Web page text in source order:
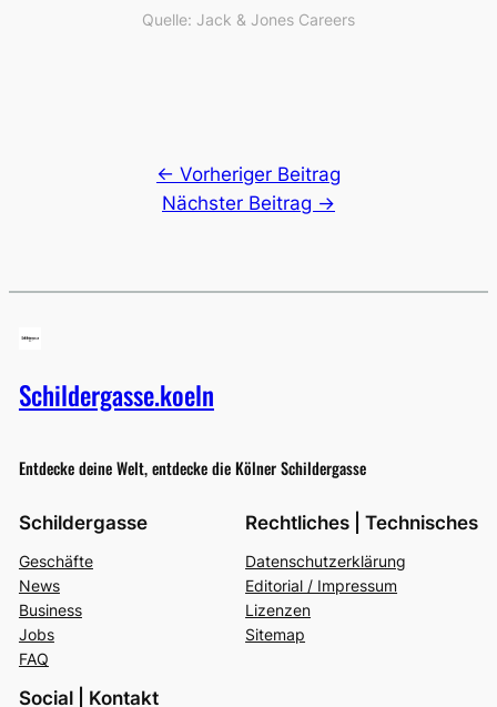
Quelle: Jack & Jones Careers
← Vorheriger Beitrag
Nächster Beitrag →
Schildergasse.koeln
Entdecke deine Welt, entdecke die Kölner Schildergasse
Schildergasse
Geschäfte
News
Business
Jobs
FAQ
Rechtliches | Technisches
Datenschutzerklärung
Editorial / Impressum
Lizenzen
Sitemap
Social | Kontakt